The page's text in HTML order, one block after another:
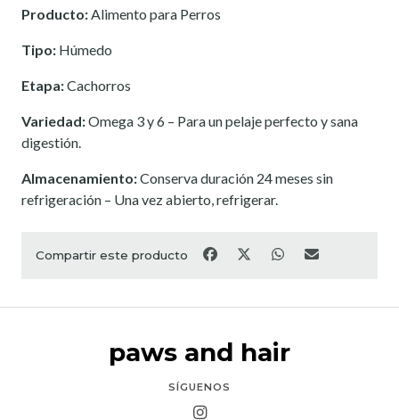
Producto: Alimento para Perros
Tipo: Húmedo
Etapa:Cachorros
Variedad:Omega 3 y 6 – Para un pelaje perfecto y sana
digestión.
Almacenamiento:Conserva duración 24 meses sin
refrigeración – Una vez abierto, refrigerar.
Compartir este producto
paws and hair
SÍGUENOS